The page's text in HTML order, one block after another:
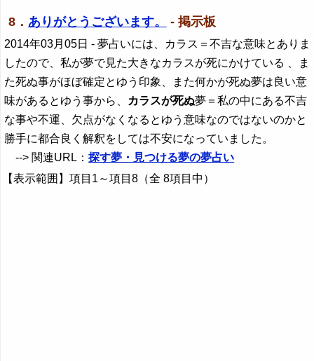
8． ありがとうございます。 - 掲示板
2014年03月05日 - 夢占いには、カラス＝不吉な意味とありま
したので、私が夢で見た大きなカラスが死にかけている 、ま
た死ぬ事がほぼ確定とゆう印象、また何かが死ぬ夢は良い意
味があるとゆう事から、
カラスが死ぬ夢＝私の中にある不吉
な事や不運、欠点がなくなるとゆう意味なのではないのかと
勝手に都合良く解釈をしては不安になっていました。
--> 関連URL：探す夢・見つける夢の夢占い
【表示範囲】項目1～項目8（全 8項目中）